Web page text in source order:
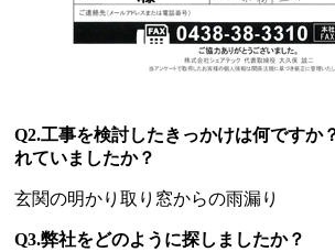
Q2.工事を検討したきっかけは何ですか
れていましたか？
玄関の明かり取り窓からの雨漏り
Q3.弊社をどのように探しましたか？